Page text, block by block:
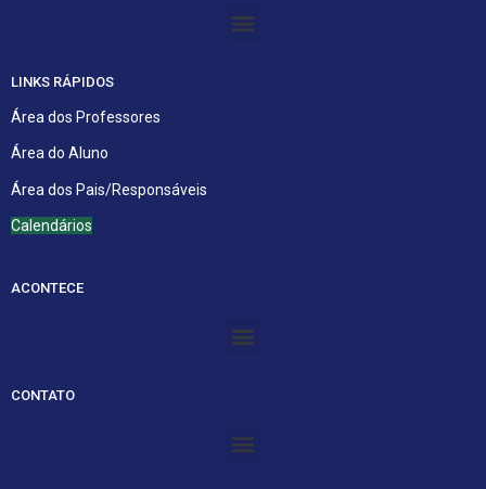
Menu
LINKS RÁPIDOS
Área dos Professores
Área do Aluno
Área dos Pais/Responsáveis
Calendários
ACONTECE
Menu
CONTATO
Menu